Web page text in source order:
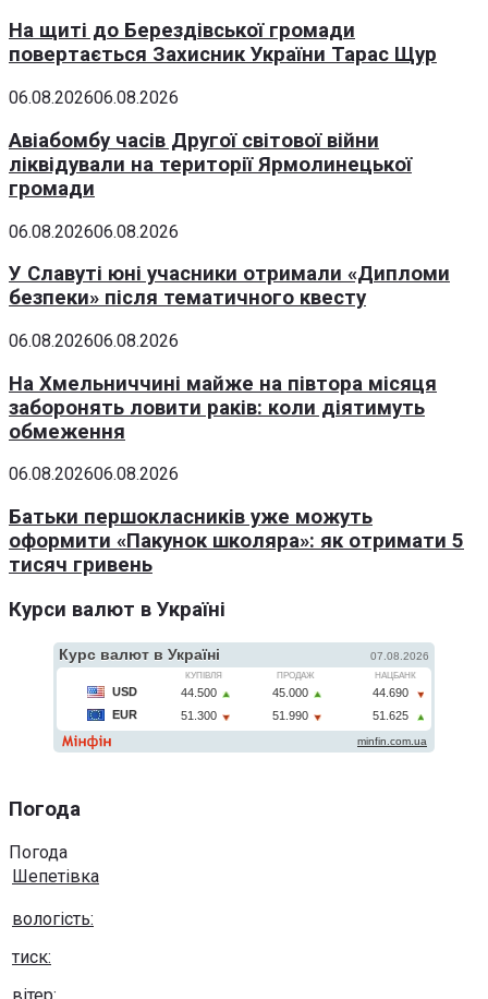
На щиті до Берездівської громади
повертається Захисник України Тарас Щур
06.08.202606.08.2026
Авіабомбу часів Другої світової війни
ліквідували на території Ярмолинецької
громади
06.08.202606.08.2026
У Славуті юні учасники отримали «Дипломи
безпеки» після тематичного квесту
06.08.202606.08.2026
На Хмельниччині майже на півтора місяця
заборонять ловити раків: коли діятимуть
обмеження
06.08.202606.08.2026
Батьки першокласників уже можуть
оформити «Пакунок школяра»: як отримати 5
тисяч гривень
Курси валют в Україні
Погода
Погода
Шепетівка
вологість:
тиск: